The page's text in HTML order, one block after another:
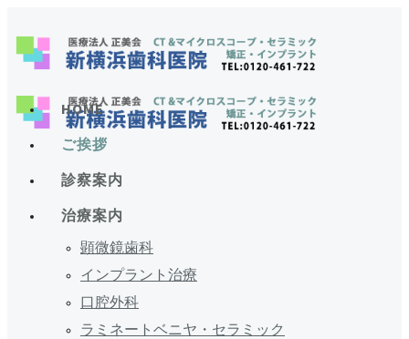
HOME
ご挨拶
診察案内
治療案内
顕微鏡歯科
インプラント治療
口腔外科
ラミネートベニヤ・セラミック